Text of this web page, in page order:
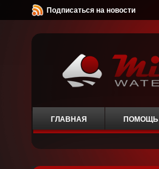
Подписаться на новости
ГЛАВНАЯ ПОМОЩЬ